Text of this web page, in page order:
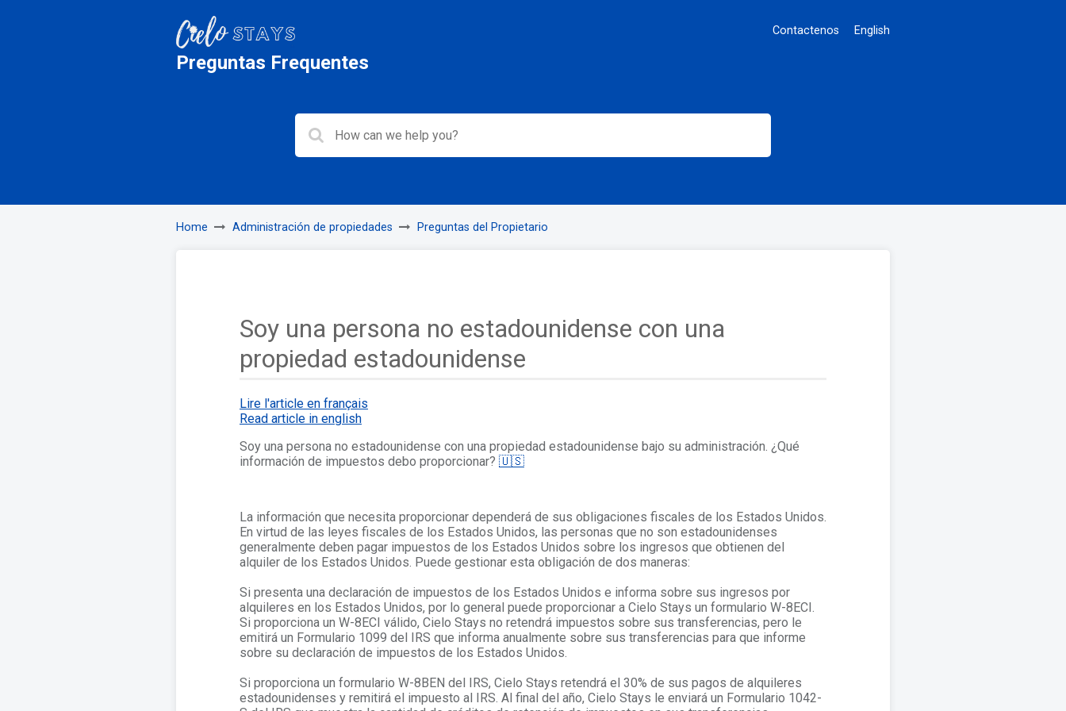
Preguntas Frequentes
Contactenos English
Home Administración de propiedades Preguntas del Propietario
Soy una persona no estadounidense con una
propiedad estadounidense
Lire l'article en français
Read article in english
Soy una persona no estadounidense con una propiedad estadounidense bajo su administración. ¿Qué
información de impuestos debo proporcionar? 🇺🇸
La información que necesita proporcionar dependerá de sus obligaciones fiscales de los Estados Unidos.
En virtud de las leyes fiscales de los Estados Unidos, las personas que no son estadounidenses
generalmente deben pagar impuestos de los Estados Unidos sobre los ingresos que obtienen del
alquiler de los Estados Unidos. Puede gestionar esta obligación de dos maneras:
Si presenta una declaración de impuestos de los Estados Unidos e informa sobre sus ingresos por
alquileres en los Estados Unidos, por lo general puede proporcionar a Cielo Stays un formulario W-8ECI.
Si proporciona un W-8ECI válido, Cielo Stays no retendrá impuestos sobre sus transferencias, pero le
emitirá un Formulario 1099 del IRS que informa anualmente sobre sus transferencias para que informe
sobre su declaración de impuestos de los Estados Unidos.
Si proporciona un formulario W-8BEN del IRS, Cielo Stays retendrá el 30% de sus pagos de alquileres
estadounidenses y remitirá el impuesto al IRS. Al final del año, Cielo Stays le enviará un Formulario 1042-